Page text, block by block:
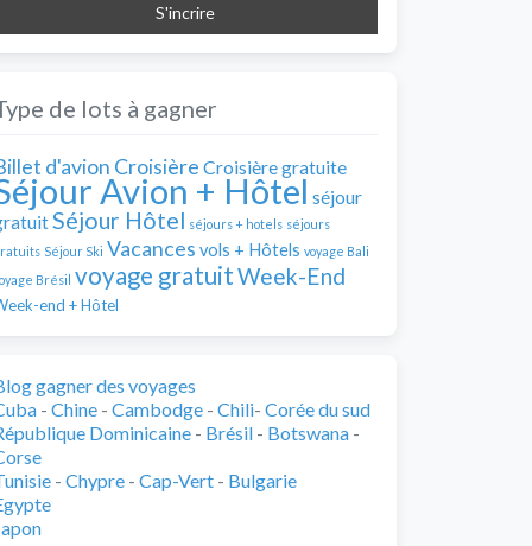
de lots à gagner
d'avion Croisière Croisière gratuite
Avion + Hôtel séjour
Séjour Hôtel séjours + hotels séjours
Séjour Ski Vacances vols + Hôtels voyage Bali
Brésil voyage gratuitWeek-End
end + Hôtel
gagner des voyages
- Chine - Cambodge - Chili- Corée du sud
Dominicaine - Brésil - Botswana -
- Chypre - Cap-Vert - Bulgarie